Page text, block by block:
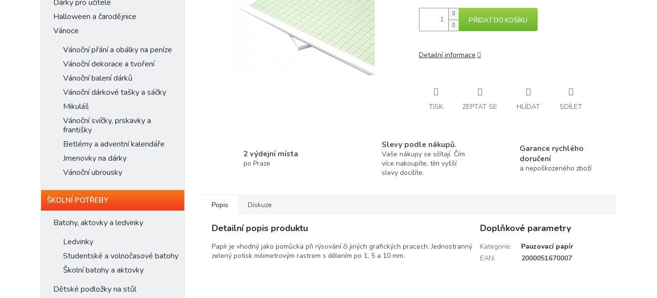
Dárky pro učitele
Halloween a čarodějnice
Vánoce
Vánoční přání a obálky na peníze
Vánoční dekorace a tvoření
Vánoční balení dárků
Vánoční dárkové tašky a sáčky
Mikuláš
Vánoční svíčky, prskavky a
františky
Betlémy a adventní kalendáře
Jmenovky na dárky
Vánoční ubrousky
ŠKOLNÍ POTŘEBY
Batohy, aktovky a ledvinky
Ledvinky
Studentské a volnočasové batohy
Školní batohy a aktovky
Dětské podložky na stůl
PŘIDAT DO KOŠÍKU
Detailní informace
TISK ZEPTAT SE HLÍDAT SDÍLET
2 výdejní místa
po Praze
Slevy podle nákupů.
Vaše nákupy se sčítají. Čím
více nakoupíte, tím vyšší
slevy docílíte.
Garance rychlého
doručení
a nepoškozeného zboží
Popis Diskuze
Detailní popis produktu
Papír je vhodný jako pomůcka při rýsování či jiných grafických pracech. Jednostranný
zelený potisk milimetrovým rastrem s dělením po 1, 5 a 10 mm.
Doplňkové parametry
Kategorie:
Pauzovací papír
EAN: 2000051670007